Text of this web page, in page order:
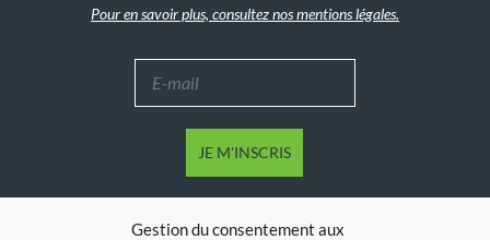
Gestion du consentement aux
Pour en savoir plus, consultez nos mentions légales.